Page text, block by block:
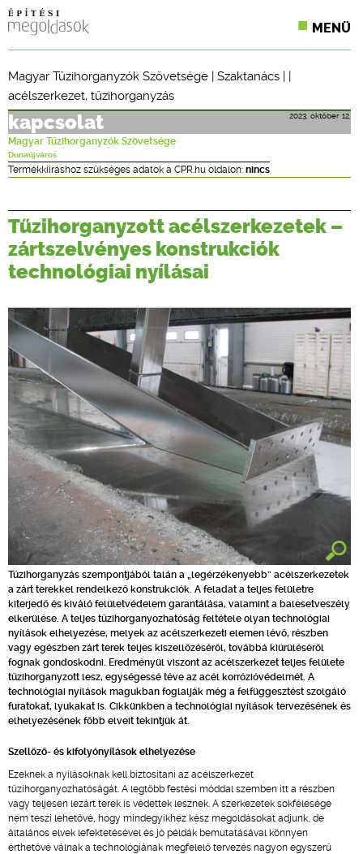
MENÜ
SZAKLAPOK
CPR TERMÉKKIÍRÁS
ÉPÍTÉSI JOG
ONLINE KÉPZÉSEK
TERVEZÉSI SEGÉDLETEK
Magyar Tűzihorganyzók Szövetsége | Szaktanács | |
acélszerkezet, tűzihorganyzás
2023. október 12.
kapcsolat
Magyar Tűzihorganyzók Szövetsége
Dunaújváros
Termékkiíráshoz szükséges adatok a CPR.hu oldalon: nincs
Tűzihorganyzott acélszerkezetek –
zártszelvényes konstrukciók
technológiai nyílásai
Tűzihorganyzás szempontjából talán a „legérzékenyebb” acélszerkezetek
a zárt terekkel rendelkező konstrukciók. A feladat a teljes felületre
kiterjedő és kiváló felületvédelem garantálása, valamint a balesetveszély
elkerülése. A teljes tűzihorganyozhatóság feltétele olyan technológiai
nyílások elhelyezése, melyek az acélszerkezeti elemen lévő, részben
vagy egészben zárt terek teljes kiszellőzéséről, továbbá kiürüléséről
fognak gondoskodni. Eredményül viszont az acélszerkezet teljes felülete
tűzihorganyzott lesz, egységessé téve az acél korrózióvédelmét. A
technológiai nyílások magukban foglalják még a felfüggesztést szolgáló
furatokat, lyukakat is. Cikkünkben a technológiai nyílások tervezésének és
elhelyezésének főbb elveit tekintjük át.
Szellőző- és kifolyónyílások elhelyezése
Ezeknek a nyílásoknak kell biztosítani az acélszerkezet
tűzihorganyozhatóságát. A legtöbb festési móddal szemben itt a részben
vagy teljesen lezárt terek is védettek lesznek. A szerkezetek sokfélesége
nem teszi lehetővé, hogy mindegyikhez kész megoldásokat adjunk, de
általános elvek lefektetésével és jó példák bemutatásával könnyen
érthetővé válnak a technológiának megfelelő tervezés nagyon egyszerű